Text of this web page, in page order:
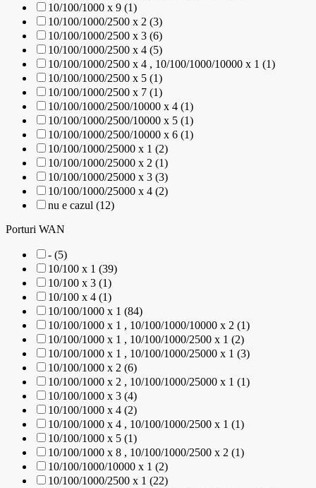
10/100/1000 x 9 (1)
10/100/1000/2500 x 2 (3)
10/100/1000/2500 x 3 (6)
10/100/1000/2500 x 4 (5)
10/100/1000/2500 x 4 , 10/100/1000/10000 x 1 (1)
10/100/1000/2500 x 5 (1)
10/100/1000/2500 x 7 (1)
10/100/1000/2500/10000 x 4 (1)
10/100/1000/2500/10000 x 5 (1)
10/100/1000/2500/10000 x 6 (1)
10/100/1000/25000 x 1 (2)
10/100/1000/25000 x 2 (1)
10/100/1000/25000 x 3 (3)
10/100/1000/25000 x 4 (2)
nu e cazul (12)
Porturi WAN
- (5)
10/100 x 1 (39)
10/100 x 3 (1)
10/100 x 4 (1)
10/100/1000 x 1 (84)
10/100/1000 x 1 , 10/100/1000/10000 x 2 (1)
10/100/1000 x 1 , 10/100/1000/2500 x 1 (2)
10/100/1000 x 1 , 10/100/1000/25000 x 1 (3)
10/100/1000 x 2 (6)
10/100/1000 x 2 , 10/100/1000/25000 x 1 (1)
10/100/1000 x 3 (4)
10/100/1000 x 4 (2)
10/100/1000 x 4 , 10/100/1000/2500 x 1 (1)
10/100/1000 x 5 (1)
10/100/1000 x 8 , 10/100/1000/2500 x 2 (1)
10/100/1000/10000 x 1 (2)
10/100/1000/2500 x 1 (22)